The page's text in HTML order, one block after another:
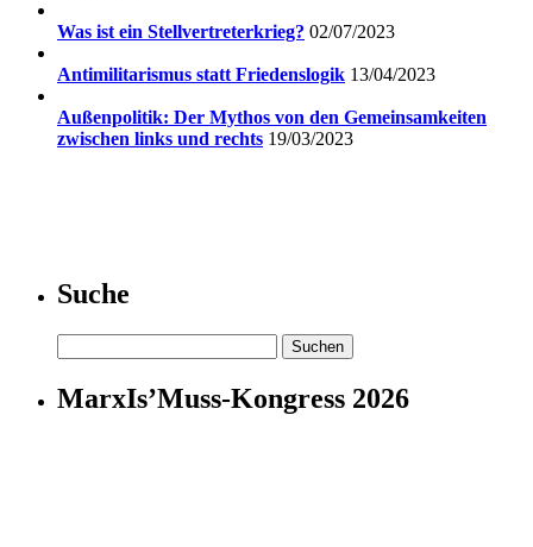
Was ist ein Stellvertreterkrieg? 02/07/2023
Antimilitarismus statt Friedenslogik 13/04/2023
Außenpolitik: Der Mythos von den Gemeinsamkeiten
zwischen links und rechts 19/03/2023
Suche
nach:
MarxIs’Muss-Kongress 2026